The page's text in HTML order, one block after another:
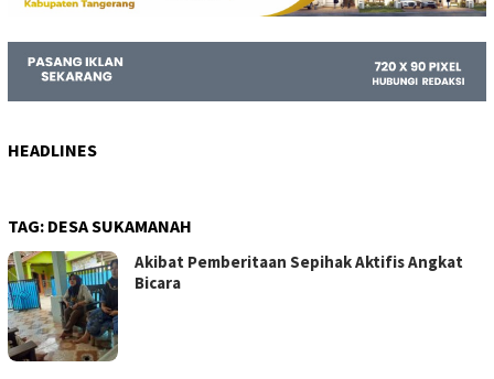
HEADLINES
TAG: DESA SUKAMANAH
Akibat Pemberitaan Sepihak Aktifis Angkat
Bicara